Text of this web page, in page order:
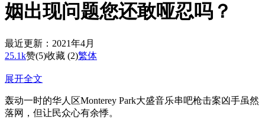
姻出现问题您还敢哑忍吗？
最近更新：2021年4月
25.1k赞(5)收藏 (2)繁体
展开全文
轰动一时的华人区Monterey Park大盛音乐串吧枪击案凶手虽然
落网，但让民众心有余悸。